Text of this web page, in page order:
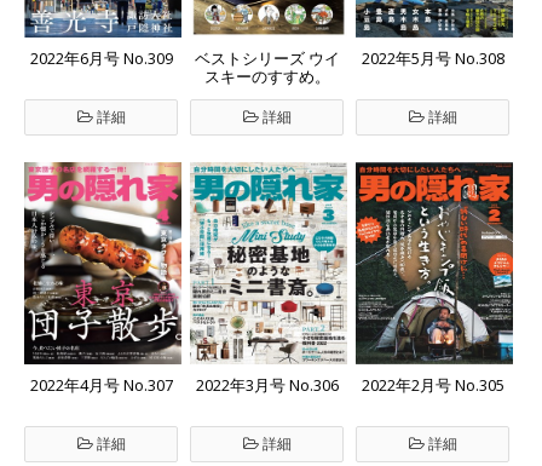
2022年6月号 No.309
詳細
ベストシリーズ ウイ
スキーのすすめ。
詳細
2022年5月号 No.308
詳細
2022年4月号 No.307
詳細
2022年3月号 No.306
詳細
2022年2月号 No.305
詳細